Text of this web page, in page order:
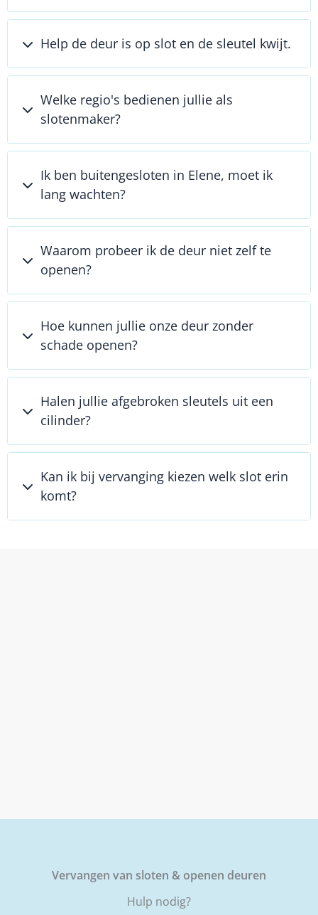
Help de deur is op slot en de sleutel kwijt.
Welke regio's bedienen jullie als
slotenmaker?
Ik ben buitengesloten in Elene, moet ik
lang wachten?
Waarom probeer ik de deur niet zelf te
openen?
Hoe kunnen jullie onze deur zonder
schade openen?
Halen jullie afgebroken sleutels uit een
cilinder?
Kan ik bij vervanging kiezen welk slot erin
komt?
Vervangen van sloten & openen deuren
Hulp nodig?